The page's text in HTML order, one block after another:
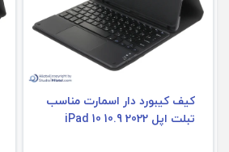
کیف کیبورد دار اسمارت مناسب
تبلت اپل iPad 10 10.9 2022